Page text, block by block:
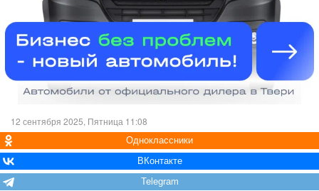
12 сентября 2025, Пятница 11:08
Одноклассники
ВКонтакте
Telegram